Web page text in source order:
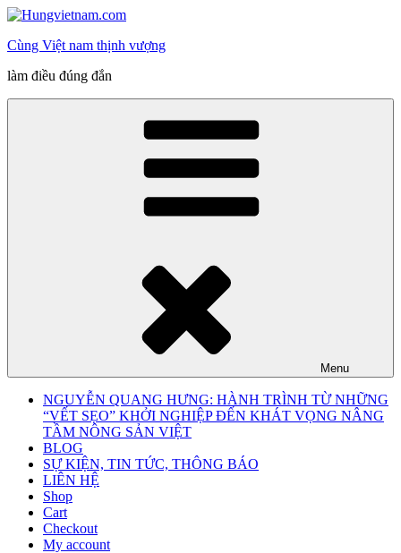
Skip
content
Cùng Việt nam thịnh vượng
làm điều đúng đắn
Menu
NGUYỄN QUANG HƯNG: HÀNH TRÌNH TỪ NHỮNG
“VẾT SẸO” KHỞI NGHIỆP ĐẾN KHÁT VỌNG NÂNG
TẦM NÔNG SẢN VIỆT
BLOG
SỰ KIỆN, TIN TỨC, THÔNG BÁO
LIÊN HỆ
Shop
Cart
Checkout
My account